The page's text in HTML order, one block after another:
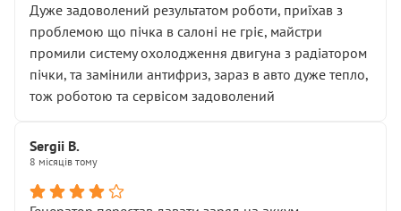
Дуже задоволений результатом роботи, приїхав з
проблемою що пічка в салоні не гріє, майстри
промили систему охолодження двигуна з радіатором
пічки, та замінили антифриз, зараз в авто дуже тепло,
тож роботою та сервісом задоволений
Sergii B.
8 місяців тому